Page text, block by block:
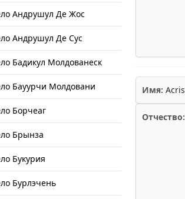
Андрушул Де Жос
Андрушул Де Сус
Бадикул Молдованеск
Бауурчи Молдовани
Борчеаг
Брынза
Букурия
Бурлэчень
Имя: Acris
Отчество: